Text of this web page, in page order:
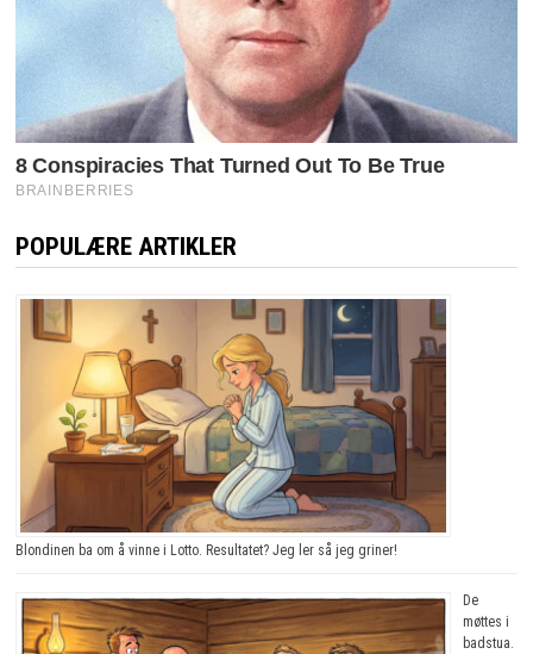
POPULÆRE ARTIKLER
Blondinen ba om å vinne i Lotto. Resultatet? Jeg ler så jeg griner!
De
møttes i
badstua.